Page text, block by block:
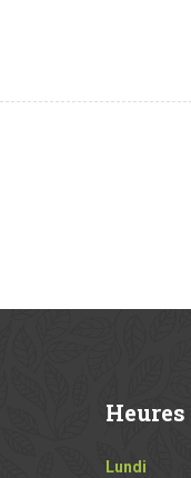
Heures
Lundi